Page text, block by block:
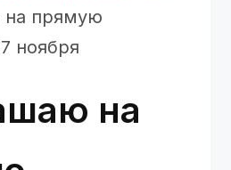
прямую
ноября
на